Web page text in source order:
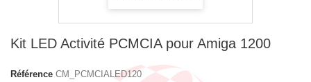
Kit LED Activité PCMCIA pour Amiga 1200
Référence CM_PCMCIALED120